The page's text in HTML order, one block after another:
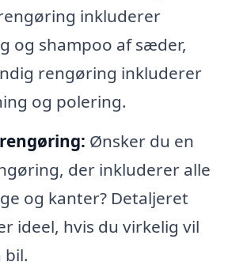
inkluderer
og shampoo af sæder,
rengøring inkluderer
og polering.
Ønsker du en
der inkluderer alle
og kanter? Detaljeret
ideel, hvis du virkelig vil